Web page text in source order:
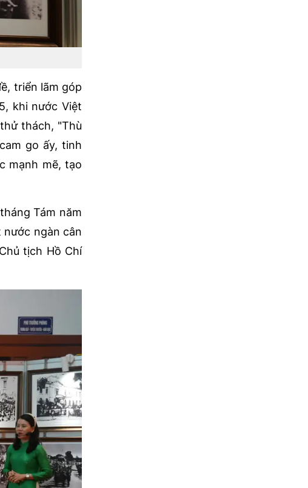
triển lãm góp
khi nước Việt
thách, "Thù
go ấy, tinh
mạnh mẽ, tạo
Tám năm
ngàn cân
tịch Hồ Chí